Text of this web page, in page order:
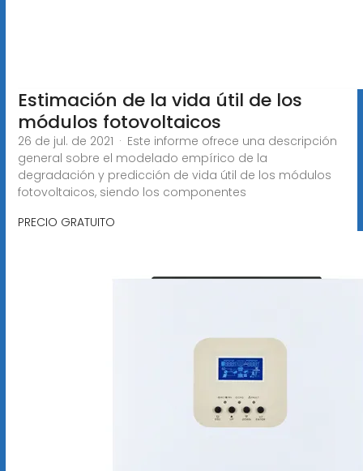
Estimación de la vida útil de los
módulos fotovoltaicos
26 de jul. de 2021 · Este informe ofrece una descripción
general sobre el modelado empírico de la
degradación y predicción de vida útil de los módulos
fotovoltaicos, siendo los componentes
PRECIO GRATUITO